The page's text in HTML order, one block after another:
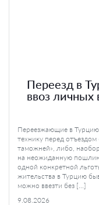
Переезд в
ввоз
Переезжающие в
технику перед отъездом
таможней», либо,
на неожиданную
одной конкретной
жительства в Турцию
можно ввезти без […]
9.08.2026